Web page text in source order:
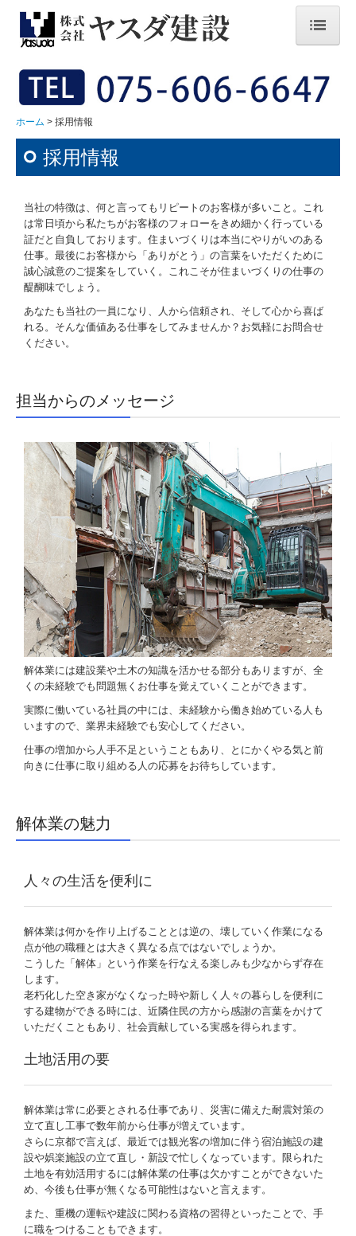
会社概要
事業内容
採用情報
プライバシーポリシー
ホーム 採用情報
採用情報
当社の特徴は、何と言ってもリピートのお客様が多いこと。 これ
は常日頃から私たちがお客様のフォローをきめ細かく行っている
証だと 自負しております。 住まいづくりは本当にやりがいのある
仕事。 最後にお客様から「ありがとう」の言葉をいただくために
誠心誠意のご提案をしていく。これこそが住まいづくりの仕事の
醍醐味でしょう。
あなたも当社の一員になり、人から信頼され、そして心から喜ば
れる。そんな価値ある仕事をしてみませんか？お気軽にお問合せ
ください。
担当からのメッセージ
解体業には建設業や土木の知識を活かせる部分もありますが、全
くの未経験でも問題無くお仕事を覚えていくことができます。
実際に働いている社員の中には、未経験から働き始めている人も
いますので、業界未経験でも安心してください。
仕事の増加から人手不足ということもあり、とにかくやる気と前
向きに仕事に取り組める人の応募をお待ちしています。
解体業の魅力
人々の生活を便利に
解体業は何かを作り上げることとは逆の、壊していく作業になる
点が他の職種とは大きく異なる点ではないでしょうか。
こうした「解体」という作業を行なえる楽しみも少なからず存在
します。
老朽化した空き家がなくなった時や新しく人々の暮らしを便利に
する建物ができる時には、近隣住民の方から感謝の言葉をかけて
いただくこともあり、社会貢献している実感を得られます。
土地活用の要
解体業は常に必要とされる仕事であり、災害に備えた耐震対策の
立て直し工事で数年前から仕事が増えています。
さらに京都で言えば、最近では観光客の増加に伴う宿泊施設の建
設や娯楽施設の立て直し・新設で忙しくなっています。限られた
土地を有効活用するには解体業の仕事は欠かすことができないた
め、今後も仕事が無くなる可能性はないと言えます。
また、重機の運転や建設に関わる資格の習得といったことで、手
に職をつけることもできます。